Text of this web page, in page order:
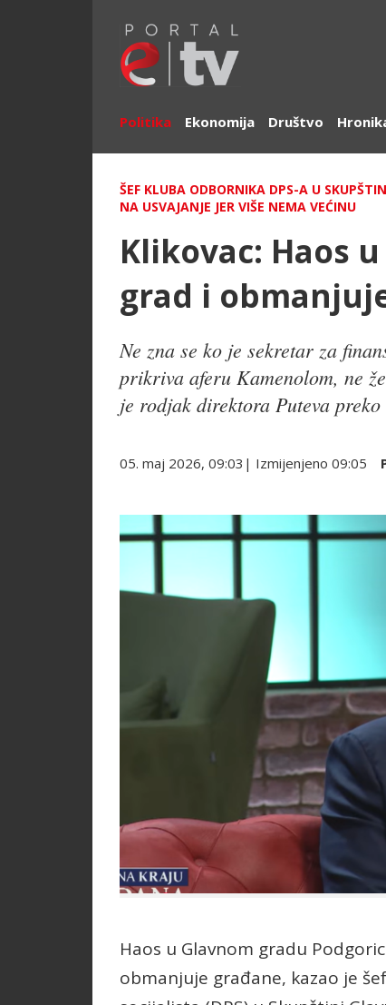
Politika Ekonomija Društvo
ŠEF KLUBA ODBORNIKA DPS-A U
NA USVAJANJE JER VIŠE NEMA VEĆINU
Klikovac: Haos
grad i
Ne zna se ko je sekretar za
prikriva aferu Kamenolom, ne
je rodjak direktora Puteva
05. maj 2026, 09:03 | Izmijenjeno 09:05
Haos u Glavnom gradu
obmanjuje građane, kazao je